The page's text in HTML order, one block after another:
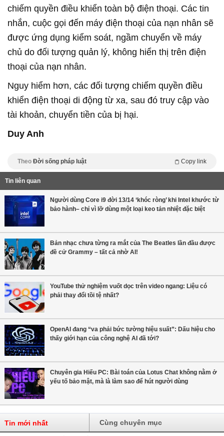
chiếm quyền điều khiển toàn bộ điện thoại. Các tin
nhắn, cuộc gọi đến máy điện thoại của nạn nhân sẽ
được ứng dụng kiểm soát, ngầm chuyển về máy
chủ do đối tượng quản lý, không hiển thị trên điện
thoại của nạn nhân.
Nguy hiểm hơn, các đối tượng chiếm quyền điều
khiển điện thoại di động từ xa, sau đó truy cập vào
tài khoản, chuyển tiền của bị hại.
Duy Anh
Theo Đời sống pháp luật Copy link
Tin liên quan
Người dùng Core i9 đời 13/14 ‘khóc ròng’ khi Intel khước từ
bảo hành– chỉ vì lỡ dùng một loại keo tản nhiệt đặc biệt
Bản nhạc chưa từng ra mắt của The Beatles lần đầu được
đề cử Grammy – tất cả nhờ AI!
YouTube thử nghiệm vuốt dọc trên video ngang: Liệu có
phải thay đổi tồi tệ nhất?
OpenAI đang “va phải bức tường hiệu suất”: Dấu hiệu cho
thấy giới hạn của công nghệ AI đã tới?
Chuyên gia Hiếu PC: Bài toán của Lotus Chat không nằm ở
yếu tố bảo mật, mà là làm sao để hút người dùng
Tin mới nhất Cùng chuyên mục